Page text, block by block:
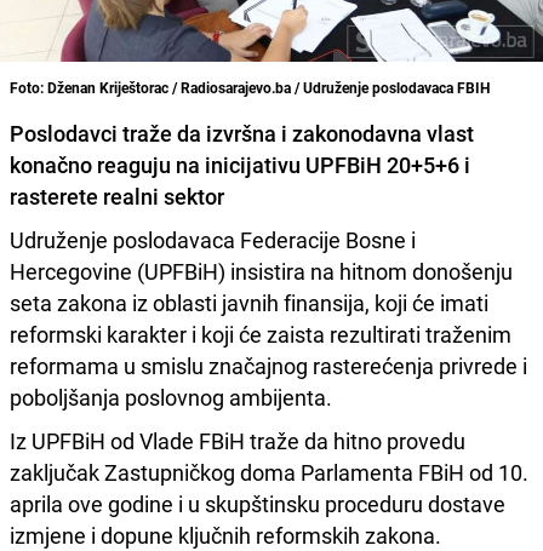
Foto: Dženan Kriještorac / Radiosarajevo.ba / Udruženje poslodavaca FBIH
Poslodavci traže da izvršna i zakonodavna vlast
konačno reaguju na inicijativu UPFBiH 20+5+6 i
rasterete realni sektor
Udruženje poslodavaca Federacije Bosne i
Hercegovine (UPFBiH) insistira na hitnom donošenju
seta zakona iz oblasti javnih finansija, koji će imati
reformski karakter i koji će zaista rezultirati traženim
reformama u smislu značajnog rasterećenja privrede i
poboljšanja poslovnog ambijenta.
Iz UPFBiH od Vlade FBiH traže da hitno provedu
zaključak Zastupničkog doma Parlamenta FBiH od 10.
aprila ove godine i u skupštinsku proceduru dostave
izmjene i dopune ključnih reformskih zakona.